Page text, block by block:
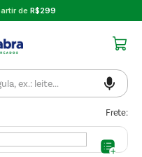
de R$299
Frete: